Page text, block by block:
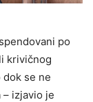
po
krivičnog
se ne
izjavio je